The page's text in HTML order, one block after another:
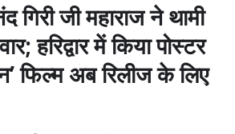
गिरी जी महाराज ने थामी
हरिद्वार में किया पोस्टर
फिल्म अब रिलीज के लिए